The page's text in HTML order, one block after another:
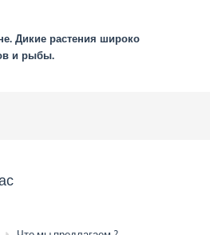
Дикие растения широко
и рыбы.